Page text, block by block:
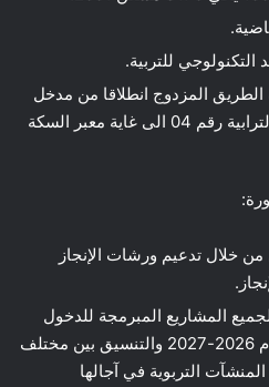
للتربية.
الطريق المزدوج انطلاقا من مدخل
حي 307 مسكن التجزئة الترابية رقم 04 الى غاية معبر السكة
خلال تدعيم ورشات الإنجاز
لجميع المشاريع المبرمجة للدخول
المدرسي والجامعي القادم 2026-2027 والتنسيق بين مختلف
التربوية في آجالها